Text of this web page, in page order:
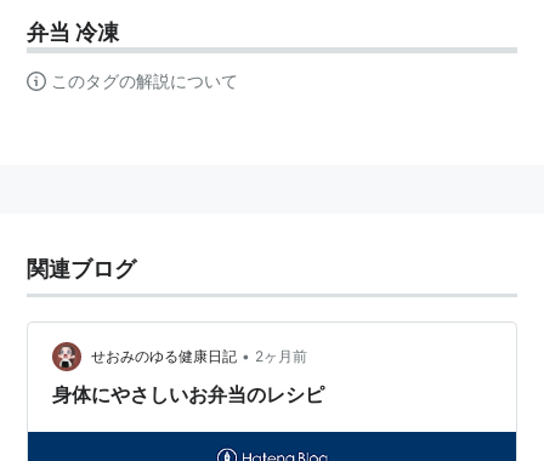
弁当 冷凍
このタグの解説について
関連ブログ
せおみのゆる健康日記 • 2ヶ月前
身体にやさしいお弁当のレシピ